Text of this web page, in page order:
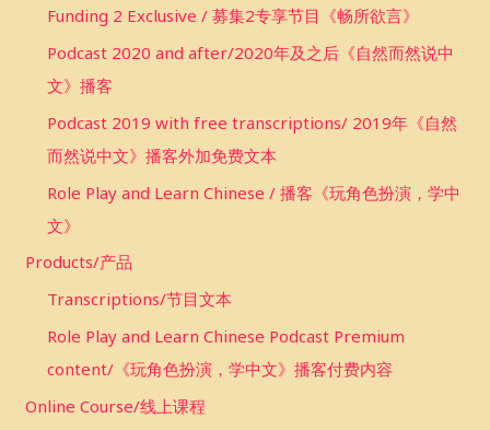
Funding 2 Exclusive / 募集2专享节目《畅所欲言》
Podcast 2020 and after/2020年及之后《自然而然说中
文》播客
Podcast 2019 with free transcriptions/ 2019年《自然
而然说中文》播客外加免费文本
Role Play and Learn Chinese / 播客《玩角色扮演，学中
文》
Products/产品
Transcriptions/节目文本
Role Play and Learn Chinese Podcast Premium
content/《玩角色扮演，学中文》播客付费内容
Online Course/线上课程